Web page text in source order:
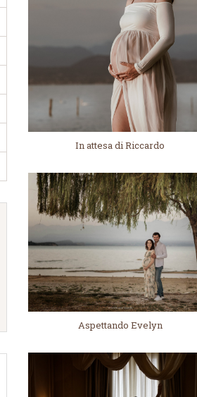
In attesa di Riccardo
Aspettando Evelyn